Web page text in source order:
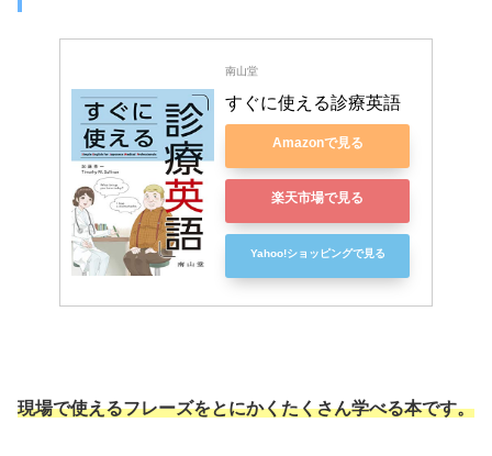
南山堂
すぐに使える診療英語
Amazonで見る
楽天市場で見る
Yahoo!ショッピングで見る
現場で使えるフレーズをとにかくたくさん学べる本です。